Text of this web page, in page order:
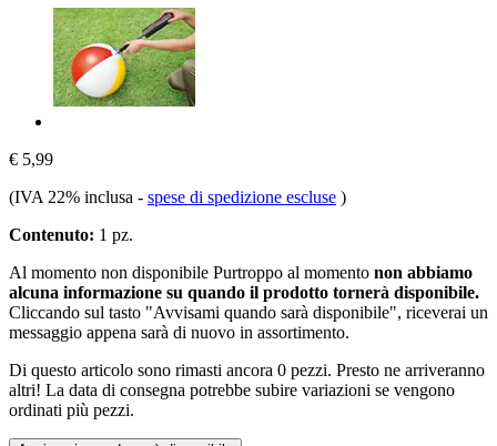
€ 5,99
(IVA 22% inclusa - spese di spedizione escluse )
Contenuto: 1 pz.
Al momento non disponibile Purtroppo al momento non abbiamo
alcuna informazione su quando il prodotto tornerà disponibile.
Cliccando sul tasto "Avvisami quando sarà disponibile", riceverai un
messaggio appena sarà di nuovo in assortimento.
Di questo articolo sono rimasti ancora 0 pezzi. Presto ne arriveranno
altri! La data di consegna potrebbe subire variazioni se vengono
ordinati più pezzi.